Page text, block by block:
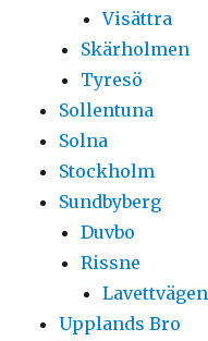
Visättra
Skärholmen
Tyresö
Sollentuna
Solna
Stockholm
Sundbyberg
Duvbo
Rissne
Lavettvägen
Upplands Bro